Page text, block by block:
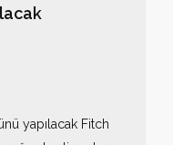
yapılacak Fitch